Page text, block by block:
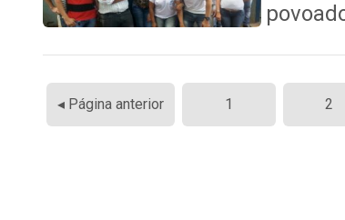
Paginação
de
◂ Página anterior 1 2